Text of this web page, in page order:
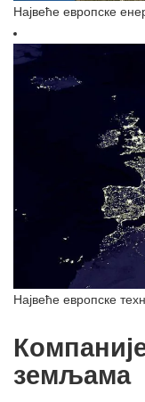
Највеће европске
Највеће европске
земљама